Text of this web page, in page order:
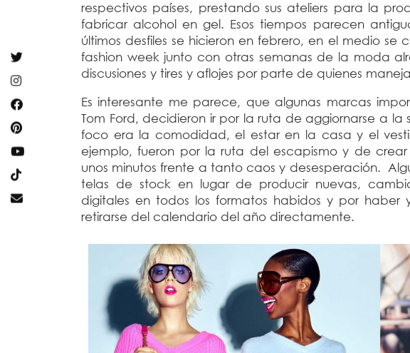
respectivos países, prestando sus ateliers para la
fabricar alcohol en gel. Esos tiempos parecen
últimos desfiles se hicieron en febrero, en el medio
fashion week junto con otras semanas de la moda
discusiones y tires y aflojes por parte de quienes
Es interesante me parece, que algunas marcas
Tom Ford, decidieron ir por la ruta de aggiornarse a
foco era la comodidad, el estar en la casa y el
ejemplo, fueron por la ruta del escapismo y de
unos minutos frente a tanto caos y desesperación.
telas de stock en lugar de producir nuevas,
digitales en todos los formatos habidos y por haber
retirarse del calendario del año directamente.